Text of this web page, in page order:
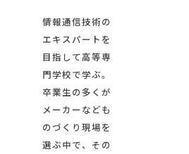
情報通信技術の
エキスパートを
目指して高等専
門学校で学ぶ。
卒業生の多くが
メーカーなども
のづくり現場を
選ぶ中で、その